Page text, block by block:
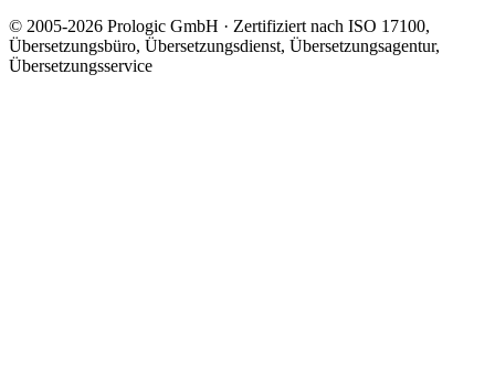
© 2005-2026 Prologic GmbH · Zertifiziert nach ISO 17100,
Übersetzungsbüro, Übersetzungsdienst, Übersetzungsagentur,
Übersetzungsservice